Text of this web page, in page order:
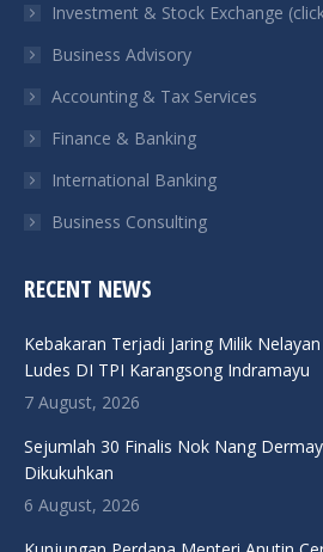
new
window
new
window
new
window
new
window
Investment & Stock Exchange
Business Advisory
Accounting & Tax Services
Finance & Banking
International Banking
Business Consulting
RECENT NEWS
Kebakaran Terjadi Jaring Milik
Ludes DI TPI Karangsong Indramayu
7 August, 2026
Sejumlah 30 Finalis Nok Nang
Dikukuhkan
6 August, 2026